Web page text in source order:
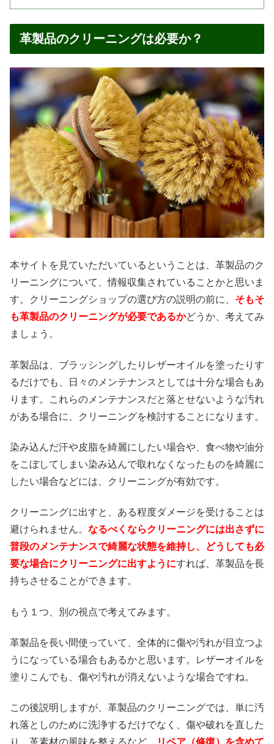
革製品のクリーニングは必要か？
本サイトを見ていただいているということは、革製品のク
リーニングについて、情報収集されていることかと思いま
す。クリーニングショップの選び方の説明の前に、 そもそ
も革製品のクリーニングが必要であるかどうか、考えてみ
ましょう。
革製品は、ブラッシングしたりレザーオイルを塗ったりす
るだけでも、日々のメンテナンスとしては十分な場合もあ
ります。これらのメンテナンスだと落とせないような汚れ
がある場合に、クリーニングを検討することになります。
染み込んだ汗や皮脂を綺麗にしたい場合や、食べ物や油分
をこぼしてしまい染み込んで取れなくなったものを綺麗に
したい場合などには、クリーニングが有効です。
クリーニングに出すと、ある程度ダメージを受けることは
避けられません。 なるべくならクリーニングには出さずに
普段のメンテナンスで綺麗な状態を維持し、どうしても必
要な場合にクリーニングに出すようにすれば、革製品を長
持ちさせることができます。
もう１つ、別の視点で考えてみます。
革製品を長い間使っていて、全体的に傷や汚れが目立つよ
うになっている場合もあるかと思います。レザーオイルを
塗りこんでも、傷や汚れが消えないような場合ですね。
この後説明しますが、革製品のクリーニングでは、単に汚
れ落としのために洗浄するだけでなく、傷や破れを直した